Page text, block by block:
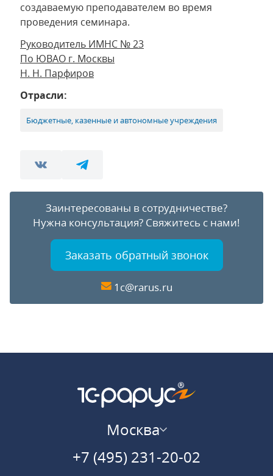
создаваемую преподавателем во время
проведения семинара.
Руководитель ИМНС № 23
По ЮВАО г. Москвы
Н. Н. Парфиров
Отрасли:
Бюджетные, казенные и автономные учреждения
Заинтересованы в сотрудничестве?
Нужна консультация? Свяжитесь с нами!
Заказать обратный звонок
1c@rarus.ru
Москва
+7 (495) 231-20-02